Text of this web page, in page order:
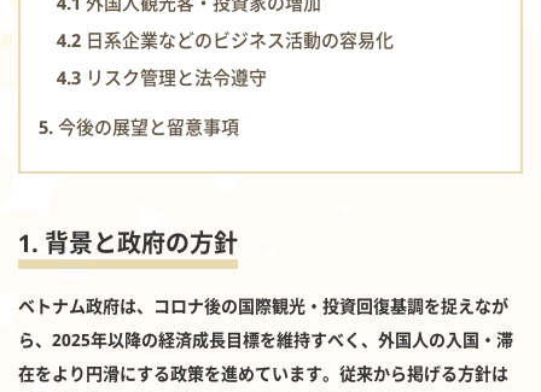
4.2 日系企業などのビジネス活動の容易化
4.3 リスク管理と法令遵守
5. 今後の展望と留意事項
1. 背景と政府の方針
ベトナム政府は、コロナ後の国際観光・投資回復基調を捉えなが
ら、2025年以降の経済成長目標を維持すべく、外国人の入国・滞
在をより円滑にする政策を進めています。従来から掲げる方針は